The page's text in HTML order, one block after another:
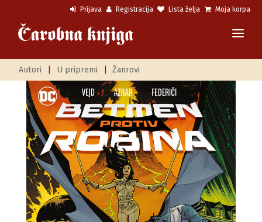
Prijava Registracija Lista želja Moja korpa
Autori U pripremi Žanrovi